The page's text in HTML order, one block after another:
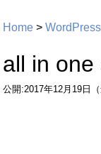
Home >WordPress
all in one
公開:2017年12月19日